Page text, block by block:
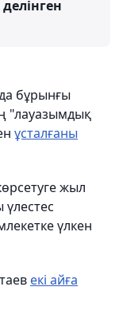
бұрынғы
"лауазымдық
ұсталғаны
жыл
үлкен
екі айға